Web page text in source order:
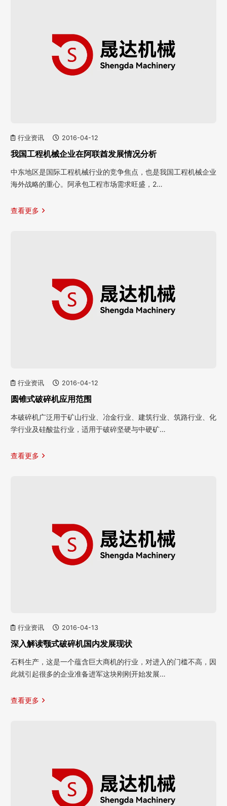
行业资讯 2016-04-12
我国工程机械企业在阿联酋发展情况分析
中东地区是国际工程机械行业的竞争焦点，也是我国工程机械企业
海外战略的重心。阿承包工程市场需求旺盛，2…
查看更多
行业资讯 2016-04-12
圆锥式破碎机应用范围
本破碎机广泛用于矿山行业、冶金行业、建筑行业、筑路行业、化
学行业及硅酸盐行业，适用于破碎坚硬与中硬矿…
查看更多
行业资讯 2016-04-13
深入解读颚式破碎机国内发展现状
石料生产，这是一个蕴含巨大商机的行业，对进入的门槛不高，因
此就引起很多的企业准备进军这块刚刚开始发展…
查看更多